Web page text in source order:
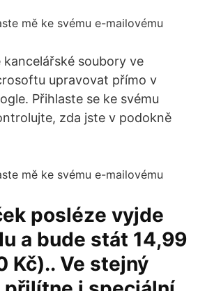
soubory ve
upravovat přímo v
Přihlaste se ke svému
zda jste v podokně
posléze vyjde
a bude stát 14,99
Kč).. Ve stejný